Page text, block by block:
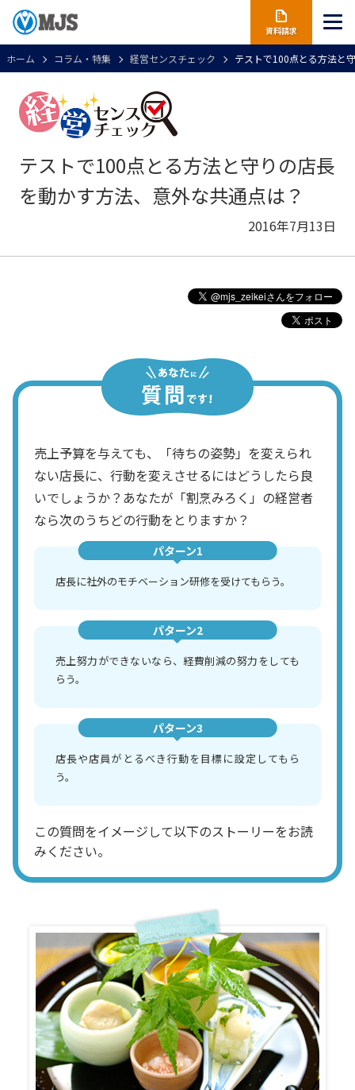
資料請求
ホーム コラム・特集 経営センスチェック テストで100点とる方法と
テストで100点とる方法と守りの店長
を動かす方法、意外な共通点は？
2016年7月13日
売上予算を与えても、「待ちの姿勢」を変えられ
ない店長に、行動を変えさせるにはどうしたら良
いでしょうか？あなたが「割烹みろく」の経営者
なら次のうちどの行動をとりますか？
パターン1
店長に社外のモチベーション研修を受けてもらう。
パターン2
売上努力ができないなら、経費削減の努力をしても
らう。
パターン3
店長や店員がとるべき行動を目標に設定してもら
う。
この質問をイメージして以下のストーリーをお読
みください。